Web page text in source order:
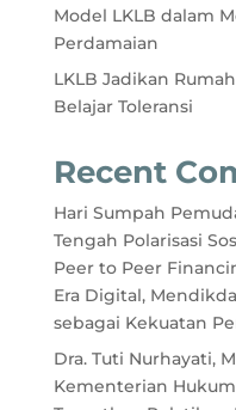
Model LKLB dalam
Perdamaian
LKLB Jadikan
Belajar Toleransi
Recent
Hari Sumpah
Tengah Polarisasi
Peer to Peer
Era Digital,
sebagai Kekuatan
Dra. Tuti Nurhayati,
Kementerian